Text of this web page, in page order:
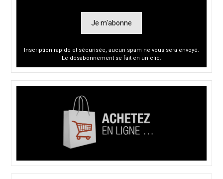
Je m'abonne
Inscription rapide et sécurisée, aucun spam ne vous sera envoyé.
Le désabonnement se fait en un clic.